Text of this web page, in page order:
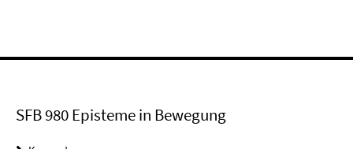
SFB 980 Episteme in Bewegung